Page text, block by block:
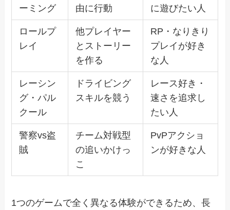
ーミング
由に行動
に遊びたい人
ロールプ
レイ
他プレイヤー
とストーリー
を作る
RP・なりきり
プレイが好き
な人
レーシン
グ・パル
クール
ドライビング
スキルを競う
レース好き・
速さを追求し
たい人
警察vs盗
賊
チーム対戦型
の追いかけっ
こ
PvPアクショ
ンが好きな人
1つのゲームで全く異なる体験ができるため、長